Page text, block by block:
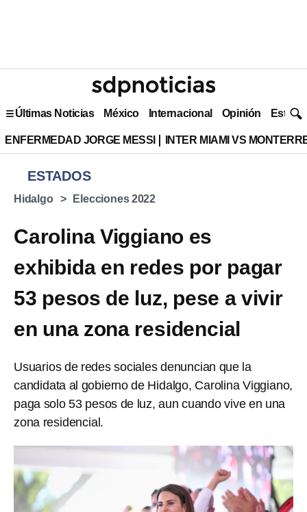
Últimas Noticias México Internacional Opinión Estilo
ENFERMEDAD JORGE MESSI INTER MIAMI VS
ESTADOS
Hidalgo Elecciones 2022
Carolina Viggiano es
exhibida en redes por pagar
53 pesos de luz, pese a vivir
en una zona residencial
Usuarios de redes sociales denuncian que la
candidata al gobierno de Hidalgo, Carolina Viggiano,
paga solo 53 pesos de luz, aun cuando vive en una
zona residencial.